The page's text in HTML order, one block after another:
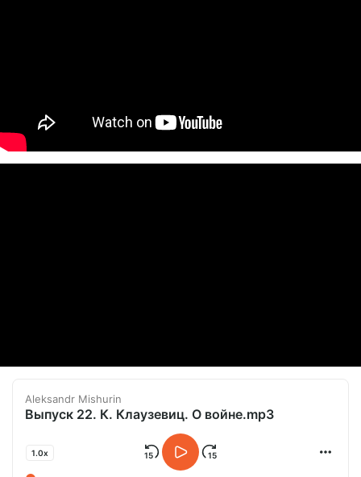
Aleksandr Mishurin
Выпуск 22. К. Клаузевиц. О войне.mp3
1.0x